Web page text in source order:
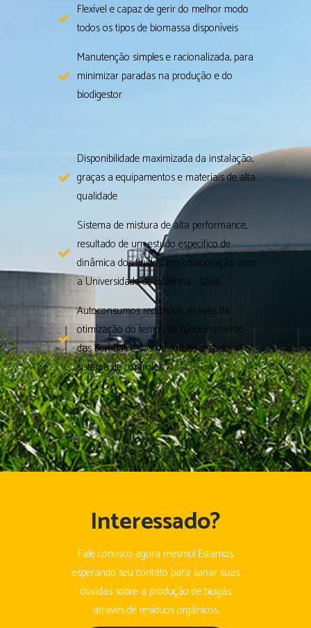
Flexível e capaz de gerir do melhor modo
todos os tipos de biomassa disponíveis
Manutenção simples e racionalizada, para
minimizar paradas na produção e do
biodigestor
Disponibilidade maximizada da instalação,
graças a equipamentos e materiais de alta
qualidade
Sistema de mistura de alta performance,
resultado de um estudo específico de
dinâmica dos fluidos, em colaboração com
a Universidade de Bolonha - Itália
Autoconsumos reduzidos através da
otimização do tempo de funcionamento
das bombas e dos misturadores pelo
sistema de controle
Interessado?
Fale conosco agora mesmo! Estamos
esperando seu contato para sanar suas
dúvidas sobre a produção de biogás
através de resíduos orgânicos.